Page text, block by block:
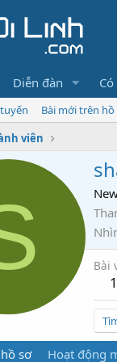
Diễn đàn
Bài mới trên hồ
viên
Bài
1
sơ Hoạt động